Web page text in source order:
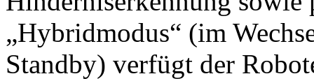
„Hybridmodus“ (im
Standby) verfügt der